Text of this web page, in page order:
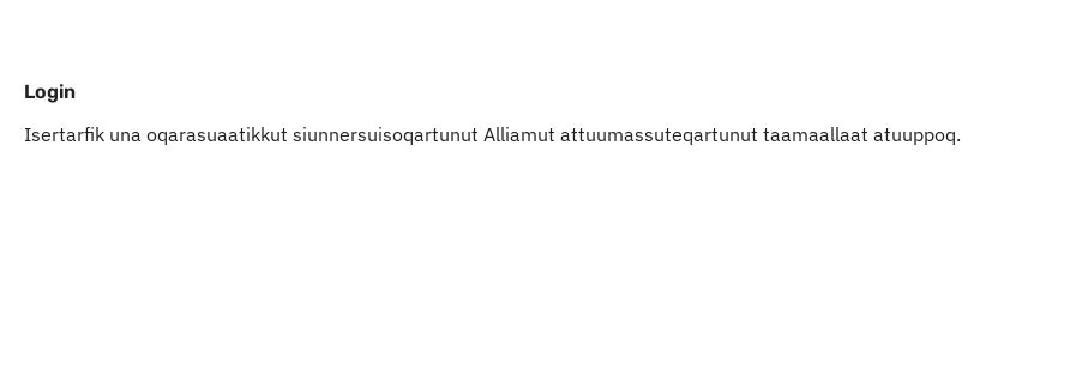
Login
Isertarfik una oqarasuaatikkut siunnersuisoqartunut Alliamut attuumassuteqartunut taamaallaat atuuppoq.